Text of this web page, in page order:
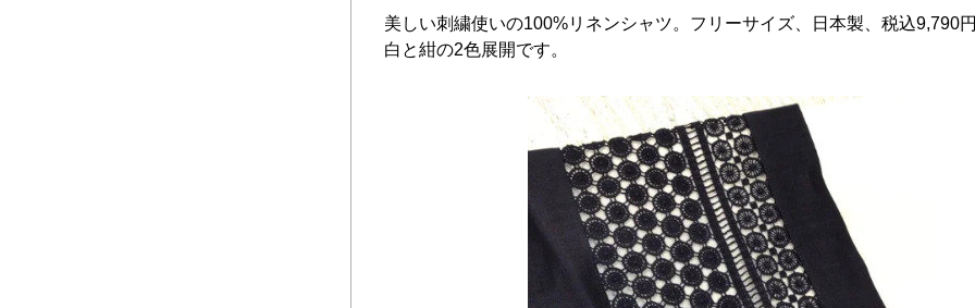
美しい刺繍使いの100%リネンシャツ。フリーサイズ、日本製、税込9,790
白と紺の2色展開です。